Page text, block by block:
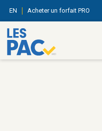
EN Acheter un forfait PRO